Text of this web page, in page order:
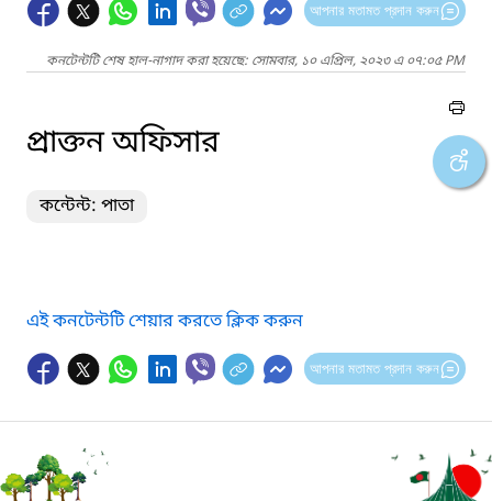
আপনার মতামত প্রদান করুন
কনটেন্টটি শেষ হাল-নাগাদ করা হয়েছে: সোমবার, ১০ এপ্রিল, ২০২৩ এ ০৭:০৫ PM
প্রাক্তন অফিসার
কন্টেন্ট: পাতা
এই কনটেন্টটি শেয়ার করতে ক্লিক করুন
আপনার মতামত প্রদান করুন